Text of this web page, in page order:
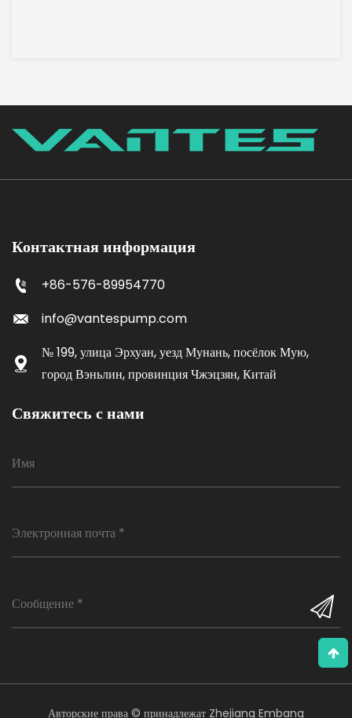
Контактная информация
+86-576-89954770
info@vantespump.com
№ 199, улица Эрхуан, уезд Мунань, посёлок Мую,
город Вэньлин, провинция Чжэцзян, Китай
Свяжитесь с нами
Авторские права © принадлежат Zhejiang Embang